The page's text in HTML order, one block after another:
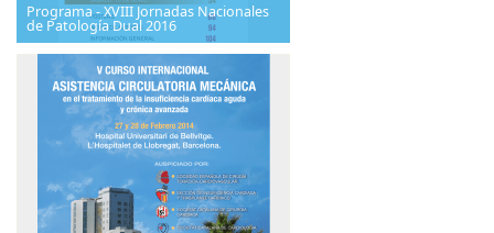
Programa - XVIII Jornadas Nacionales
de Patología Dual 2016